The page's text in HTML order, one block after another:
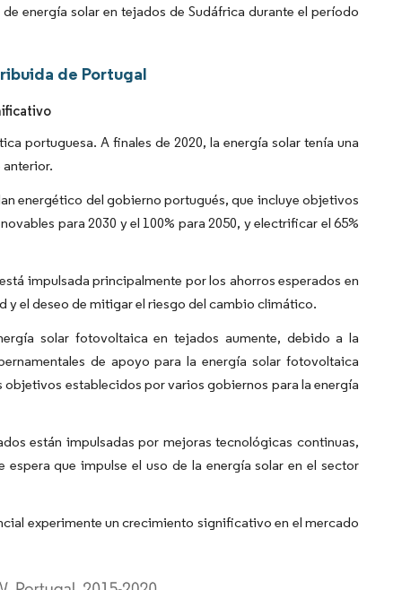
energía solar en tejados de Sudáfrica durante el período
de Portugal
portuguesa. A finales de 2020, la energía solar tenía una
anterior.
energético del gobierno portugués, que incluye objetivos
para 2030 y el 100% para 2050, y electrificar el 65%
impulsada principalmente por los ahorros esperados en
y el deseo de mitigar el riesgo del cambio climático.
solar fotovoltaica en tejados aumente, debido a la
de apoyo para la energía solar fotovoltaica
establecidos por varios gobiernos para la energía
están impulsadas por mejoras tecnológicas continuas,
que impulse el uso de la energía solar en el sector
experimente un crecimiento significativo en el mercado